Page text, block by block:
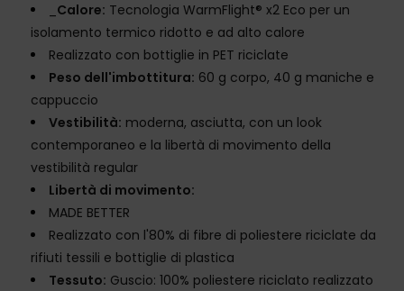
Calore: Tecnologia WarmFlight® x2 Eco per un
isolamento termico ridotto e ad alto calore
Realizzato con bottiglie in PET riciclate
Peso dell'imbottitura: 60 g corpo, 40 g maniche e
cappuccio
Vestibilità: moderna, asciutta, con un look
contemporaneo e la libertà di movimento della
vestibilità regular
Libertà di movimento:
MADE BETTER
Realizzato con l'80% di fibre di poliestere riciclate da
rifiuti tessili e bottiglie di plastica
Tessuto: Guscio: 100% poliestere riciclato realizzato